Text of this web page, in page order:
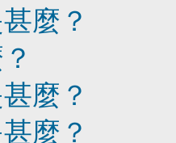
麼？
麼？
麼？